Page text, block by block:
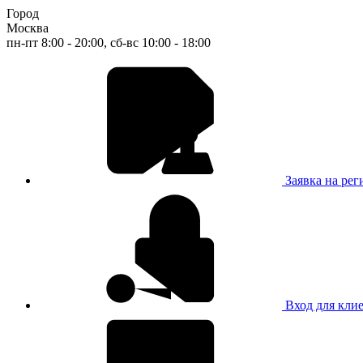
Город
Москва
пн-пт 8:00 - 20:00, сб-вс 10:00 - 18:00
Заявка на
Вход для